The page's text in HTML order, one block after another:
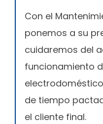
Con el
ponemos a su
cuidaremos del
funcionamiento
de tiempo
el cliente final.